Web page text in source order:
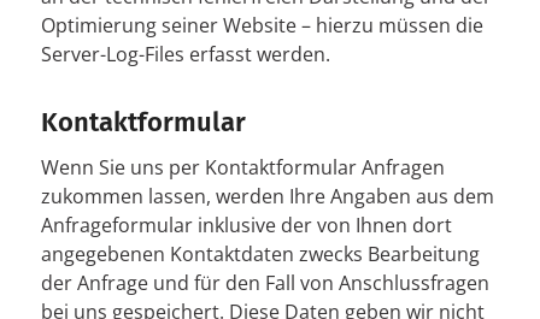
Optimierung seiner Website – hierzu müssen die
Server-Log-Files erfasst werden.
Kontaktformular
Wenn Sie uns per Kontaktformular Anfragen
zukommen lassen, werden Ihre Angaben aus dem
Anfrageformular inklusive der von Ihnen dort
angegebenen Kontaktdaten zwecks Bearbeitung
der Anfrage und für den Fall von Anschlussfragen
bei uns gespeichert. Diese Daten geben wir nicht